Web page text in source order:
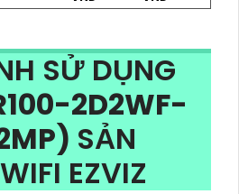
SỬ DỤNG
2D2WF-
SẢN
EZVIZ